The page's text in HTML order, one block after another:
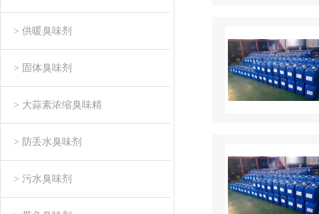
> 供暖臭味剂
> 固体臭味剂
> 大蒜素浓缩臭味精
> 防丢水臭味剂
> 污水臭味剂